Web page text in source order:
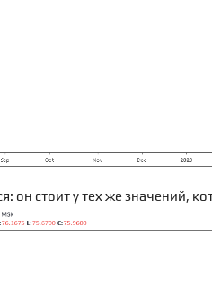
он стоит у тех же значений,